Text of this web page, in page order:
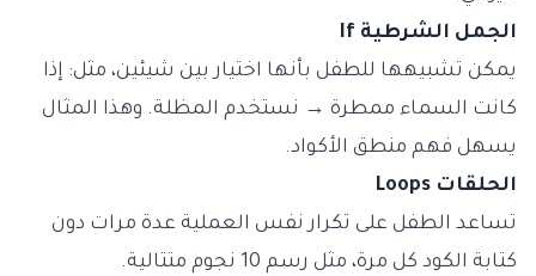
الجمل الشرطية If
يمكن تشبيهها للطفل بأنها اختيار بين شيئين، مثل: إذا
كانت السماء ممطرة → نستخدم المظلة. وهذا المثال
يسهل فهم منطق الأكواد.
الحلقات Loops
تساعد الطفل على تكرار نفس العملية عدة مرات دون
كتابة الكود كل مرة، مثل رسم 10 نجوم متتالية.